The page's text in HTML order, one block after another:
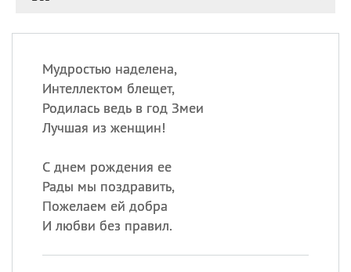
Мудростью наделена,
Интеллектом блещет,
Родилась ведь в год Змеи
Лучшая из женщин!
С днем рождения ее
Рады мы поздравить,
Пожелаем ей добра
И любви без правил.
09.08
09.08
ИМЕНА
Сегодня празднуют именины